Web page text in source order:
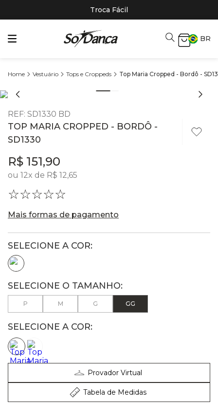
Troca Fácil
BR
Vestuário Tops e Croppeds Top Maria Cropped - Bordô -
REF: SD1330 BD
TOP MARIA CROPPED - BORDÔ -
SD1330
R$ 151,90
ou 12x de R$ 12,65
☆☆☆☆☆
Mais formas de pagamento
P M G GG
SELECIONE A COR:
Provador Virtual
Tabela de Medidas